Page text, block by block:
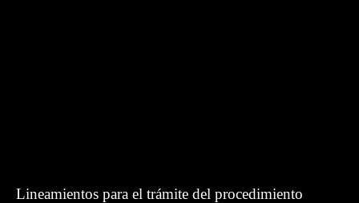
Lineamientos para el trámite del procedimiento